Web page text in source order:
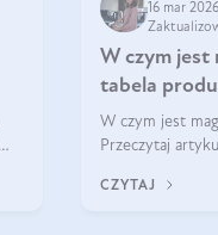
16 mar 2026
W czym jest
tabela
W czym jest
Przeczytaj
CZYTAJ